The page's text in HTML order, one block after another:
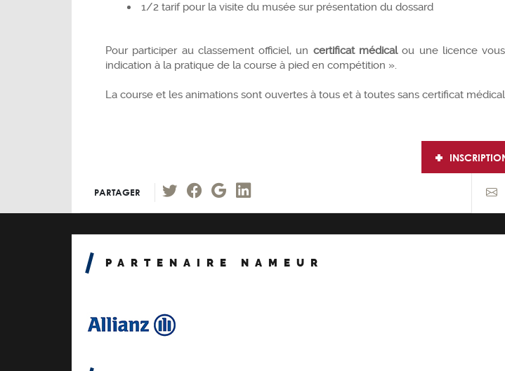
1/2 tarif pour la visite du musée sur présentation du dossard
Pour participer au classement officiel, un certificat médicalou une licence
indication à la pratique de la course à pied en compétition ».
La course et les animations sont ouvertes à tous et à toutes sans certificat
PARTAGER
PARTENAIRE NAMEUR